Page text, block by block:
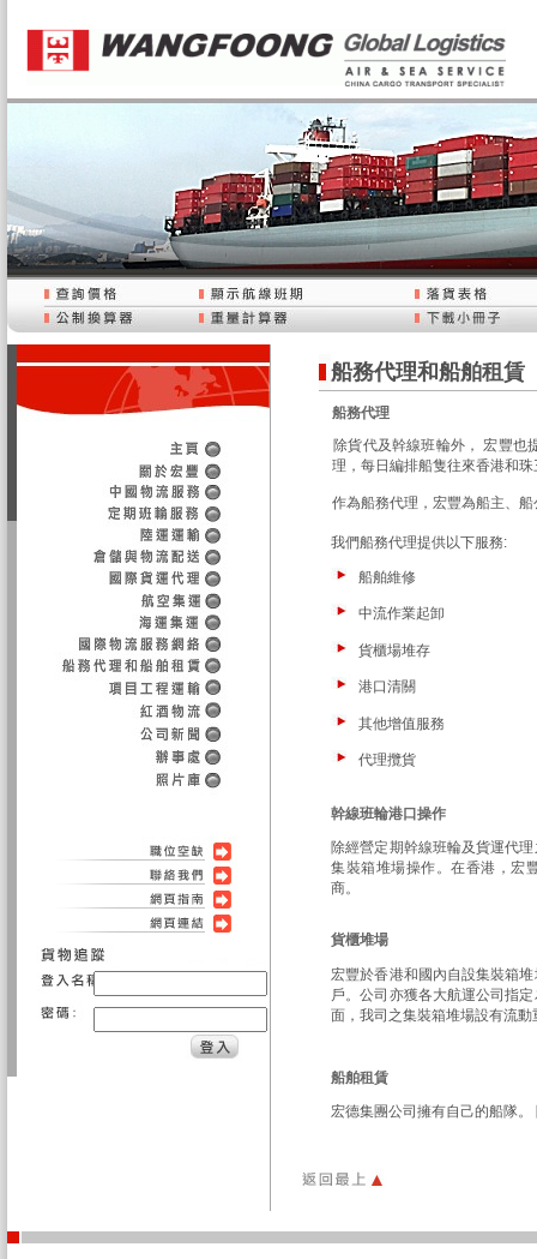
船務代理和船舶租賃
船務代理
除貨代及幹線班輪外， 宏豐也
理，每日編排船隻往來香港和
作為船務代理，宏豐為船主、
我們船務代理提供以下服務:
船舶維修
中流作業起卸
貨櫃場堆存
港口清關
其他增值服務
代理攬貨
幹線班輪港口操作
除經營定期幹線班輪及貨運代
集裝箱堆場操作。在香港，宏
商。
貨櫃堆場
宏豐於香港和國內自設集裝箱
戶。公司亦獲各大航運公司指
面，我司之集裝箱堆場設有流
船舶租賃
宏德集團公司擁有自己的船隊